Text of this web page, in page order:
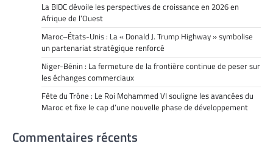
La BIDC dévoile les perspectives de croissance en 2026 en
Afrique de l’Ouest
Maroc–États-Unis : La « Donald J. Trump Highway » symbolise
un partenariat stratégique renforcé
Niger-Bénin : La fermeture de la frontière continue de peser sur
les échanges commerciaux
Fête du Trône : Le Roi Mohammed VI souligne les avancées du
Maroc et fixe le cap d’une nouvelle phase de développement
Commentaires récents